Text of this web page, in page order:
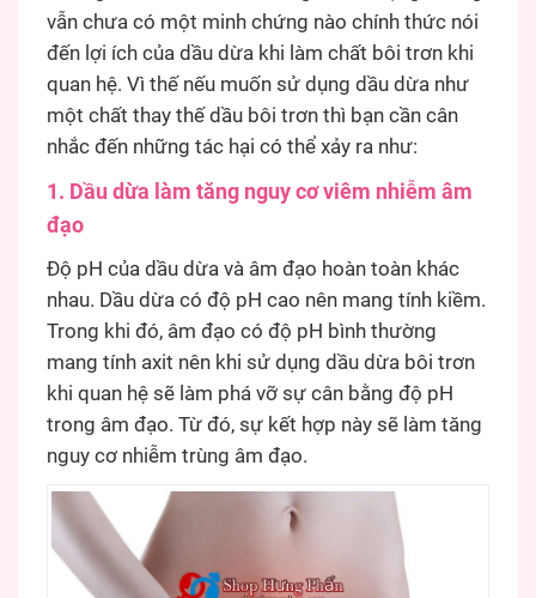
vẫn chưa có một minh chứng nào chính thức nói
đến lợi ích của dầu dừa khi làm chất bôi trơn khi
quan hệ. Vì thế nếu muốn sử dụng dầu dừa như
một chất thay thế dầu bôi trơn thì bạn cần cân
nhắc đến những tác hại có thể xảy ra như:
1. Dầu dừa làm tăng nguy cơ viêm nhiễm âm
đạo
Độ pH của dầu dừa và âm đạo hoàn toàn khác
nhau. Dầu dừa có độ pH cao nên mang tính kiềm.
Trong khi đó, âm đạo có độ pH bình thường
mang tính axit nên khi sử dụng dầu dừa bôi trơn
khi quan hệ sẽ làm phá vỡ sự cân bằng độ pH
trong âm đạo. Từ đó, sự kết hợp này sẽ làm tăng
nguy cơ nhiễm trùng âm đạo.